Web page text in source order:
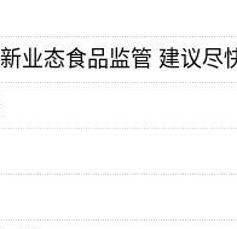
业态食品监管 建议尽